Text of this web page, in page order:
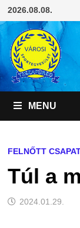
Skip
to
content
2026.08.08.
MENU
FELNŐTT
Túl a
2024.01.29.